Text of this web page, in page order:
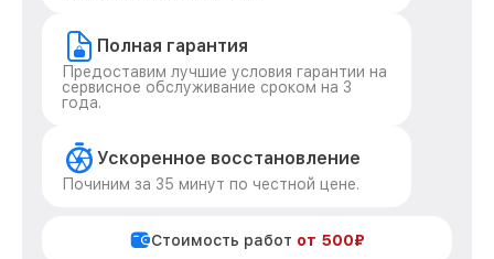
Полная гарантия
Предоставим лучшие условия гарантии на
сервисное обслуживание сроком на 3
года.
Ускоренное восстановление
Починим за 35 минут по честной цене.
Стоимость работ от 500₽